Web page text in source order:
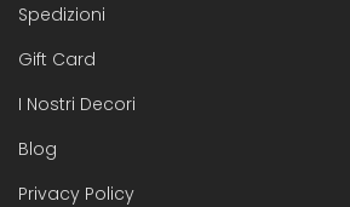
Spedizioni
Gift Card
I Nostri Decori
Blog
Privacy Policy